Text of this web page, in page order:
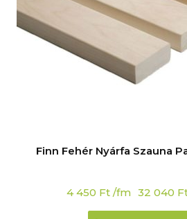
Finn Fehér Nyárfa Szauna
4 450 Ft /fm 32 040